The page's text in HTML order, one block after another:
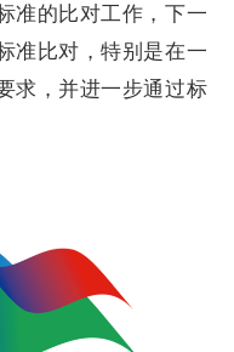
准的比对工作，下一
准比对，特别是在一
求，并进一步通过标